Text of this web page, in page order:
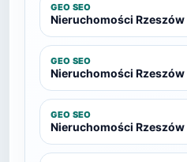
GEO SEO
Nieruchomości Rzeszów
GEO SEO
Nieruchomości
GEO SEO
Nieruchomości